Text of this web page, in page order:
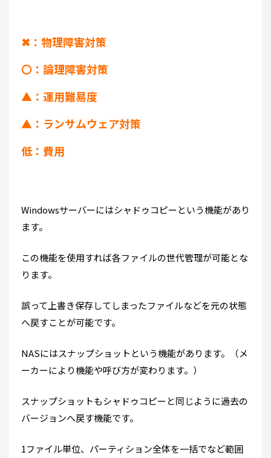
✖：物理障害対策
〇：論理障害対策
▲：運用難易度
▲：ランサムウェア対策
低：費用
Windowsサーバーにはシャドゥコピーという機能があり
ます。
この機能を使用すれば各ファイルの世代管理が可能とな
ります。
誤って上書き保存してしまったファイルなどを元の状態
へ戻すことが可能です。
NASにはスナップショットという機能があります。（メ
ーカーにより機能や呼び方が変わります。）
スナップショットもシャドゥコピーと同じように過去の
バージョンへ戻す機能です。
1ファイル単位、パーティション全体を一括でなど範囲